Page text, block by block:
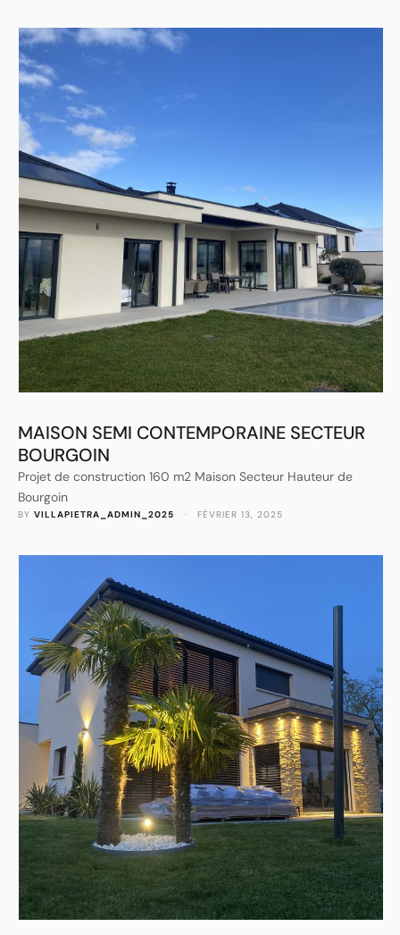
MAISON SEMI CONTEMPORAINE SECTEUR
BOURGOIN
Projet de construction 160 m2 Maison Secteur Hauteur de
Bourgoin
BY VILLAPIETRA_ADMIN_2025 · FÉVRIER 13, 2025